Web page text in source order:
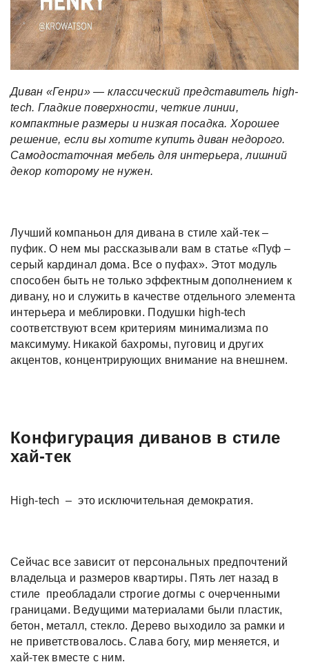
Диван «Генри» — классический представитель high-
tech. Гладкие поверхности, четкие линии,
компактные размеры и низкая посадка. Хорошее
решение, если вы хотите купить диван недорого.
Самодостаточная мебель для интерьера, лишний
декор которому не нужен.
Лучший компаньон для дивана в стиле хай-тек –
пуфик. О нем мы рассказывали вам в статье «Пуф –
серый кардинал дома. Все о пуфах». Этот модуль
способен быть не только эффектным дополнением к
дивану, но и служить в качестве отдельного элемента
интерьера и меблировки. Подушки high-tech
соответствуют всем критериям минимализма по
максимуму. Никакой бахромы, пуговиц и других
акцентов, концентрирующих внимание на внешнем.
Конфигурация диванов в стиле
хай-тек
High-tech – это исключительная демократия.
Сейчас все зависит от персональных предпочтений
владельца и размеров квартиры. Пять лет назад в
стиле преобладали строгие догмы с очерченными
границами. Ведущими материалами были пластик,
бетон, металл, стекло. Дерево выходило за рамки и
не приветствовалось. Слава богу, мир меняется, и
хай-тек вместе с ним.